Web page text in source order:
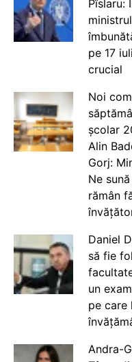
Pîslaru:
pe 17
crucial
Noi
școlar
Alin
Gorj:
Ne
rămân
Daniel
să fie
un
pe care
Andra-